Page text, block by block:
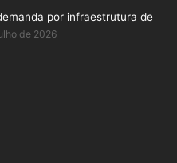
por infraestrutura de
de 2026